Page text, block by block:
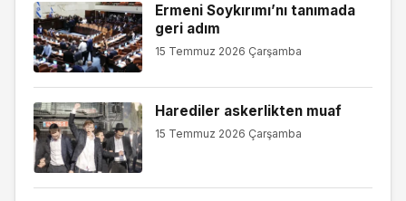
Ermeni Soykırımı’nı tanımada
geri adım
15 Temmuz 2026 Çarşamba
Harediler askerlikten muaf
15 Temmuz 2026 Çarşamba